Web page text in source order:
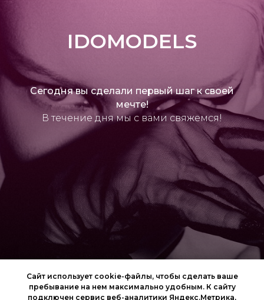
IDOMODELS
Сегодня вы сделали первый шаг к своей
мечте!
В течение дня мы с вами свяжемся!
Сайт использует cookie-файлы, чтобы сделать ваше
пребывание на нем максимально удобным. К cайту
подключен сервис веб-аналитики Яндекс.Метрика,